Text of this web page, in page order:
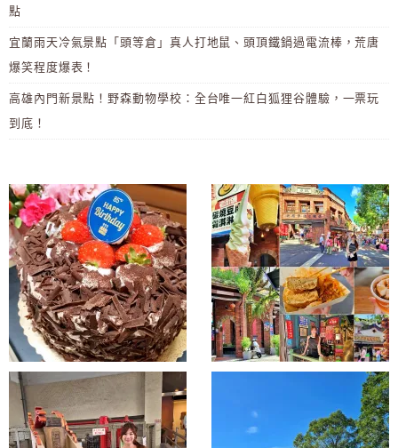
點
宜蘭雨天冷氣景點「頭等倉」真人打地鼠、頭頂鐵鍋過電流棒，荒唐
爆笑程度爆表！
高雄內門新景點！野森動物學校：全台唯一紅白狐狸谷體驗，一票玩
到底！